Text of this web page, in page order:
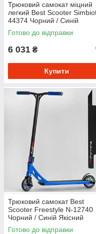
Трюковий самокат міцний
легкий Best Scooter
44374 Чорний / Синій
Самокат трюковий хік
система
Готово до відправки
6 031 ₴
Купити
Трюковий самокат Best
Scooter Freestyle N-12740
Чорний / Синій Якісний
надійний дитячий самокат
Готово до відправки